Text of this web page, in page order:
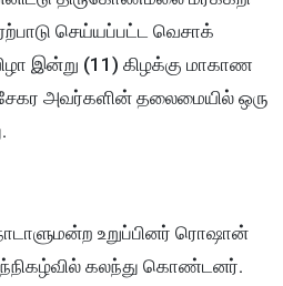
செய்யப்பட்ட வெசாக்
இன்று (11) கிழக்கு மாகாண
அவர்களின் தலைமையில் ஒரு
உறுப்பினர் ரொஷான்
கலந்து கொண்டனர்.